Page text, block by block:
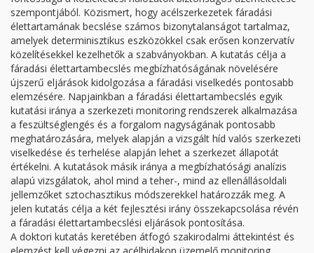
szempontjából. Közismert, hogy acélszerkezetek fáradási
élettartamának becslése számos bizonytalanságot tartalmaz,
amelyek determinisztikus eszközökkel csak erősen konzervatív
közelítésekkel kezelhetők a szabványokban. A kutatás célja a
fáradási élettartambecslés megbízhatóságának növelésére
újszerű eljárások kidolgozása a fáradási viselkedés pontosabb
elemzésére. Napjainkban a fáradási élettartambecslés egyik
kutatási iránya a szerkezeti monitoring rendszerek alkalmazása
a feszültséglengés és a forgalom nagyságának pontosabb
meghatározására, melyek alapján a vizsgált híd valós szerkezeti
viselkedése és terhelése alapján lehet a szerkezet állapotát
értékelni. A kutatások másik iránya a megbízhatósági analízis
alapú vizsgálatok, ahol mind a teher-, mind az ellenállásoldali
jellemzőket sztochasztikus módszerekkel határozzák meg. A
jelen kutatás célja a két fejlesztési irány összekapcsolása révén
a fáradási élettartambecslési eljárások pontosítása.
A doktori kutatás keretében átfogó szakirodalmi áttekintést és